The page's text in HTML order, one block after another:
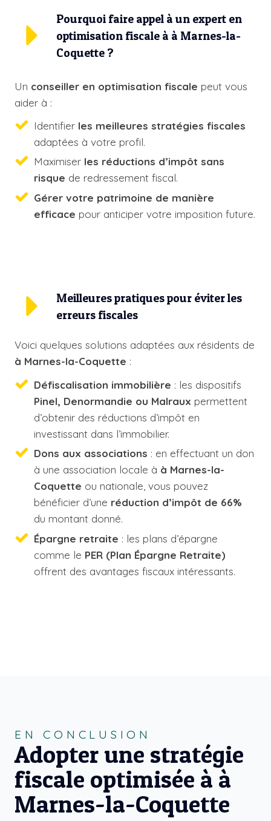
Pourquoi faire appel à un expert en
optimisation fiscale à à Marnes-la-
Coquette ?
Un conseiller en optimisation fiscale peut vous
aider à :
Identifier les meilleures stratégies fiscales
adaptées à votre profil.
Maximiser les réductions d’impôt sans
risque de redressement fiscal.
Gérer votre patrimoine de manière
efficace pour anticiper votre imposition future.
Meilleures pratiques pour éviter les
erreurs fiscales
Voici quelques solutions adaptées aux résidents de
à Marnes-la-Coquette :
Défiscalisation immobilière : les dispositifs
Pinel, Denormandie ou Malraux permettent
d’obtenir des réductions d’impôt en
investissant dans l’immobilier.
Dons aux associations : en effectuant un don
à une association locale à à Marnes-la-
Coquette ou nationale, vous pouvez
bénéficier d’une réduction d’impôt de 66%
du montant donné.
Épargne retraite : les plans d’épargne
comme le PER (Plan Épargne Retraite)
offrent des avantages fiscaux intéressants.
EN CONCLUSION
Adopter une stratégie
fiscale optimisée à à
Marnes-la-Coquette